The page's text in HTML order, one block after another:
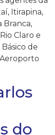
Itirapina,
Branca,
Claro e
de
do